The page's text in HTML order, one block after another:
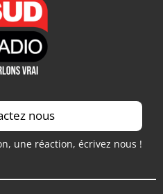
nous
une réaction, écrivez nous !